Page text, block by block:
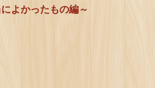
よかったもの編～